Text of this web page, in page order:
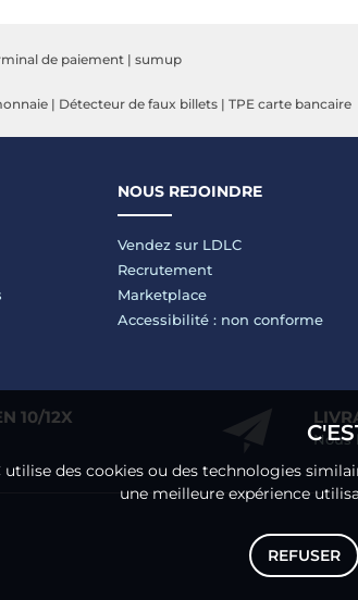
utilise des cookies ou des technologies
une meilleure expérience
REFUSER
de paiement | sumup
| Détecteur de faux billets | TPE carte bancaire
NOUS REJOINDRE
Vendez sur LDLC
Recrutement
Marketplace
Accessibilité : non conforme
10/12X
Nous